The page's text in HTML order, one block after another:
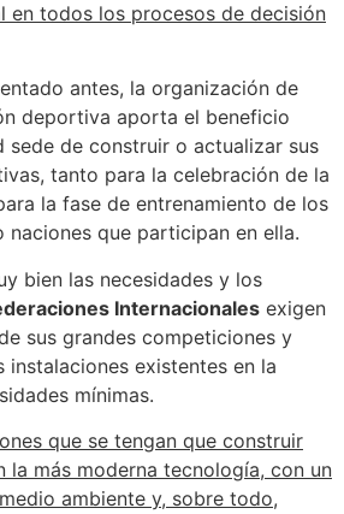
en todos los procesos de decisión
antes, la organización de
deportiva aporta el beneficio
sede de construir o actualizar sus
tanto para la celebración de la
la fase de entrenamiento de los
naciones que participan en ella.
bien las necesidades y los
Internacionales exigen
sus grandes competiciones y
existentes en la
mínimas.
que se tengan que construir
la más moderna tecnología, con un
ambiente y, sobre todo,